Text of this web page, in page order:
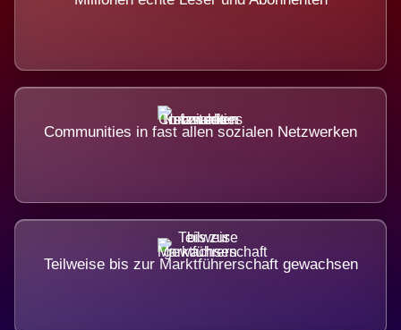
Communities in fast allen sozialen Netzwerken
Teilweise bis zur Marktführerschaft gewachsen